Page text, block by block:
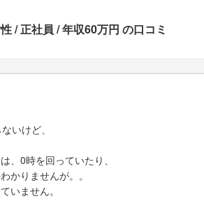
正社員 年収60万円 の口コミ
いけど、
、0時を回っていたり、
かりませんが。。
いません。